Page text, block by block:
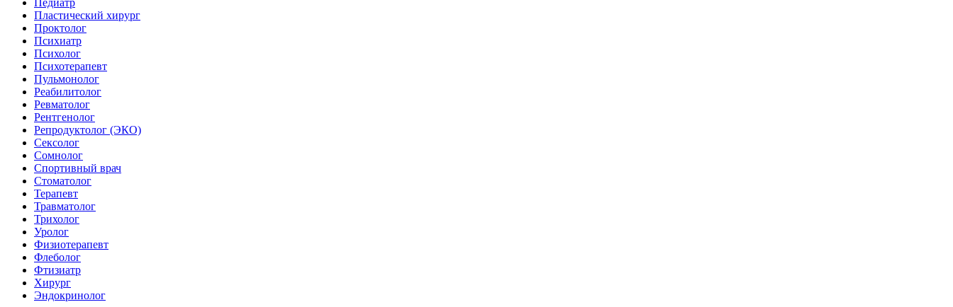
Педиатр
Пластический хирург
Проктолог
Психиатр
Психолог
Психотерапевт
Пульмонолог
Реабилитолог
Ревматолог
Рентгенолог
Репродуктолог (ЭКО)
Сексолог
Сомнолог
Спортивный врач
Стоматолог
Терапевт
Травматолог
Трихолог
Уролог
Физиотерапевт
Флеболог
Фтизиатр
Хирург
Эндокринолог